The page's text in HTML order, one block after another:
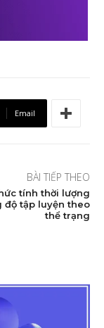
Email
BÀI TIẾP THEO
tính thời lượng
độ tập luyện theo
thể trạng